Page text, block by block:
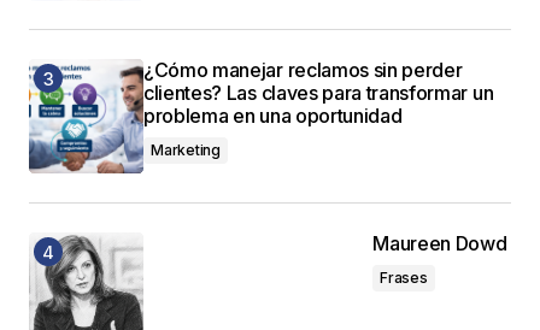
¿Cómo manejar reclamos sin perder
clientes? Las claves para transformar un
problema en una oportunidad
Marketing
Maureen Dowd
Frases